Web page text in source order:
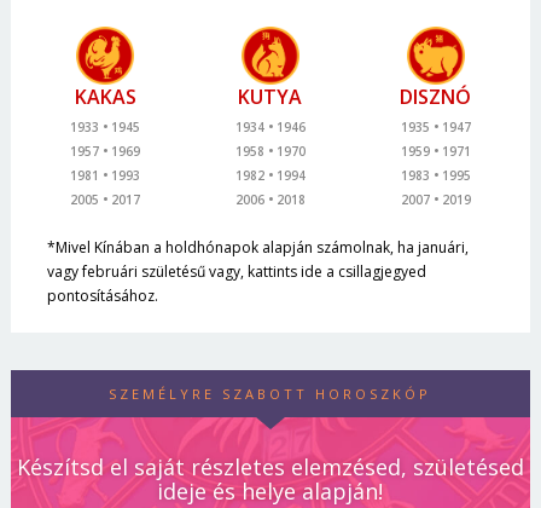
KAKAS
1933
1945
1957
1969
1981
1993
2005
2017
KUTYA
1934
1946
1958
1970
1982
1994
2006
2018
DISZNÓ
1935
1947
1959
1971
1983
1995
2007
2019
*Mivel Kínában a holdhónapok alapján számolnak, ha januári,
vagy februári születésű vagy, kattints ide a csillagjegyed
pontosításához.
SZEMÉLYRE SZABOTT HOROSZKÓP
Készítsd el saját részletes elemzésed, születésed
ideje és helye alapján!